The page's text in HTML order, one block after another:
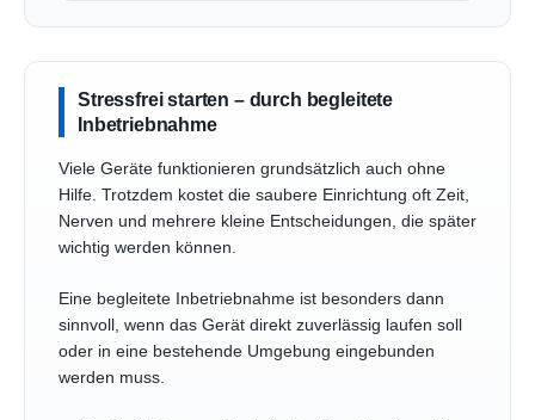
Stressfrei starten – durch begleitete
Inbetriebnahme
Viele Geräte funktionieren grundsätzlich auch ohne
Hilfe. Trotzdem kostet die saubere Einrichtung oft Zeit,
Nerven und mehrere kleine Entscheidungen, die später
wichtig werden können.
Eine begleitete Inbetriebnahme ist besonders dann
sinnvoll, wenn das Gerät direkt zuverlässig laufen soll
oder in eine bestehende Umgebung eingebunden
werden muss.